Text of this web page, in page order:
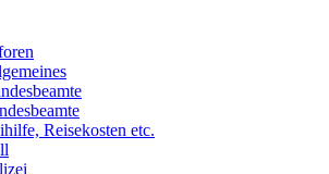
Reisekosten etc.